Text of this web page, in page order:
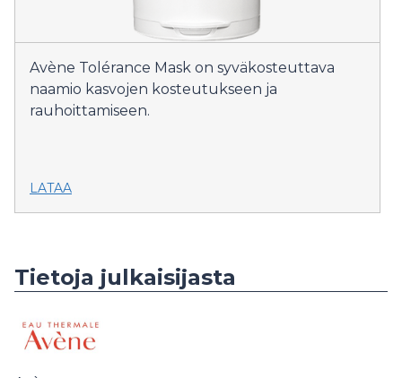
Avène Tolérance Mask on syväkosteuttava
naamio kasvojen kosteutukseen ja
rauhoittamiseen.
LATAA
Tietoja julkaisijasta